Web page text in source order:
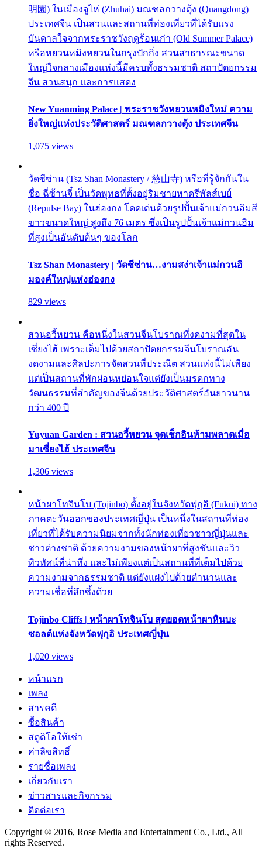
明園) ในเมืองจูไห่ (Zhuhai) มณฑลกวางตุ้ง (Quangdong)
ประเทศจีน เป็นสวนและสถานที่ท่องเที่ยวที่ได้รับแรง
บันดาลใจจากพระราชวังฤดูร้อนเก่า (Old Summer Palace)
หรือหยวนหมิงหยวนในกรุงปักกิ่ง สวนสาธารณะขนาด
ใหญ่ใจกลางเมืองแห่งนี้มีครบทั้งธรรมชาติ สถาปัตยกรรม
จีน สวนสนุก และการแสดง
New Yuanming Palace | พระราชวังหยวนหมิงใหม่ ความ
ยิ่งใหญ่แห่งประวัติศาสตร์ มณฑลกวางตุ้ง ประเทศจีน
1,075 views
วัดซีซ่าน (Tsz Shan Monastery / 慈山寺) หรือที่รู้จักกันใน
ชื่อ ฉี่ซ้านจี๋ เป็นวัดพุทธที่ตั้งอยู่ริมชายหาดรีพัลส์เบย์
(Repulse Bay) ในฮ่องกง โดดเด่นด้วยรูปปั้นเจ้าแม่กวนอิมสี
ขาวขนาดใหญ่ สูงถึง 76 เมตร ซึ่งเป็นรูปปั้นเจ้าแม่กวนอิม
ที่สูงเป็นอันดับต้นๆ ของโลก
Tsz Shan Monastery | วัดซีซ่าน…งามสง่าเจ้าแม่กวนอิ
มองค์ใหญ่แห่งฮ่องกง
829 views
สวนอวี้หยวน คือหนึ่งในสวนจีนโบราณที่งดงามที่สุดใน
เซี่ยงไฮ้ เพราะเต็มไปด้วยสถาปัตยกรรมจีนโบราณอัน
งดงามและศิลปะการจัดสวนที่ประณีต สวนแห่งนี้ไม่เพียง
แต่เป็นสถานที่พักผ่อนหย่อนใจแต่ยังเป็นมรดกทาง
วัฒนธรรมที่สำคัญของจีนด้วยประวัติศาสตร์อันยาวนาน
กว่า 400 ปี
Yuyuan Garden : สวนอวี้หยวน จุดเช็กอินห้ามพลาดเมื่อ
มาเซี่ยงไฮ้ ประเทศจีน
1,306 views
หน้าผาโทจินโบ (Tojinbo) ตั้งอยู่ในจังหวัดฟุกุอิ (Fukui) ทาง
ภาคตะวันออกของประเทศญี่ปุ่น เป็นหนึ่งในสถานที่ท่อง
เที่ยวที่ได้รับความนิยมจากทั้งนักท่องเที่ยวชาวญี่ปุ่นและ
ชาวต่างชาติ ด้วยความงามของหน้าผาที่สูงชันและวิว
ทิวทัศน์ที่น่าทึ่ง และไม่เพียงแต่เป็นสถานที่ที่เต็มไปด้วย
ความงามจากธรรมชาติ แต่ยังแฝงไปด้วยตำนานและ
ความเชื่อที่ลึกซึ้งด้วย
Tojinbo Cliffs | หน้าผาโทจินโบ สุดยอดหน้าผาหินบะ
ซอลต์แห่งจังหวัดฟุกุอิ ประเทศญี่ปุ่น
1,020 views
หน้าแรก
เพลง
สารคดี
ซื้อสินค้า
สตูดิโอให้เช่า
ค่าลิขสิทธิ์
รายชื่อเพลง
เกี่ยวกับเรา
ข่าวสารและกิจกรรม
ติดต่อเรา
Copyright ® 2016, Rose Media and Entertainment Co., Ltd., All
rights Reserved.